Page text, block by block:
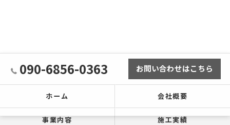
090-6856-0363 お問い合わせはこちら
ホーム 会社概要
事業内容 施工実績